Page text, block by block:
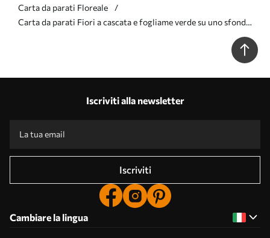
Carta da parati Floreale
Carta da parati Fiori a cascata e fogliame verde su uno sfondo
Iscriviti alla newsletter
Iscriviti
Cambiare la lingua